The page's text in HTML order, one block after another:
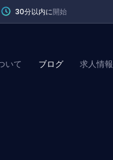
30分以内に開始
いて ブログ 求人情報